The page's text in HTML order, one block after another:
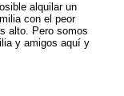
alquilar un
con el peor
alto. Pero somos
y amigos aquí y